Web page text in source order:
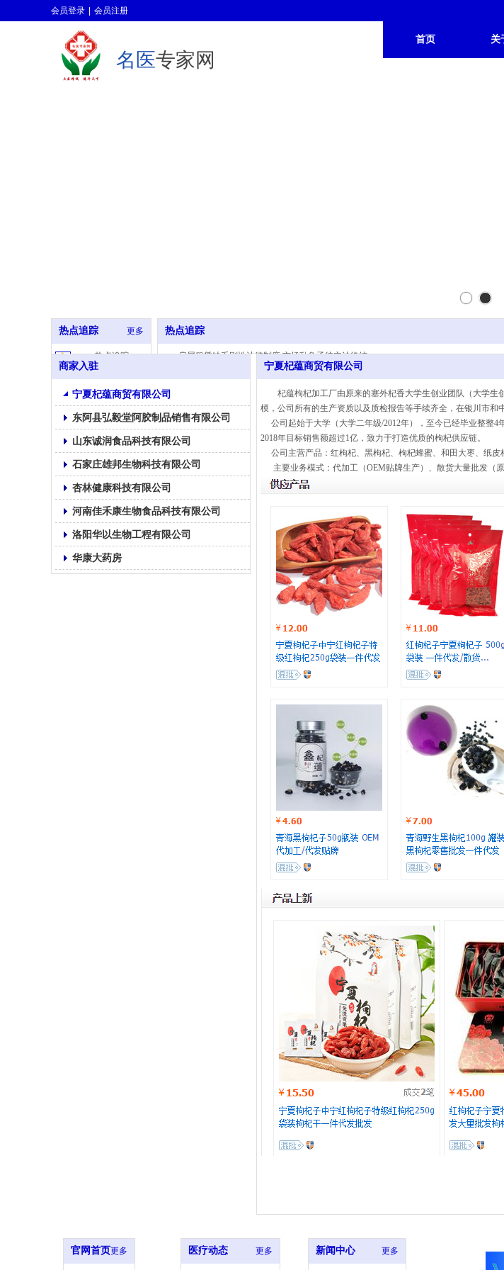
名医专家网
首页 关
会员登录 会员注册
热点追踪 更多
热点追踪：
热点追踪
房屋租赁缺乏刚性法律制度 市场乱象亟待立法终结
商家入驻
宁夏杞蕴商贸有限公司
东阿县弘毅堂阿胶制品销售有限公司
山东诚润食品科技有限公司
石家庄雄邦生物科技有限公司
杏林健康科技有限公司
河南佳禾康生物食品科技有限公司
洛阳华以生物工程有限公司
华康大药房
宁夏杞蕴商贸有限公司
杞蕴枸杞加工厂由原来的塞外杞香大学生创业团队（大学生
模，公司所有的生产资质以及质检报告等手续齐全，在银川市
公司起始于大学（大学二年级/2012年），至今已经毕业整整4
2018年目标销售额超过1亿，致力于打造优质的枸杞供应链。
公司主营产品：红枸杞、黑枸杞、枸杞蜂蜜、和田大枣、纸皮
主要业务模式：代加工（OEM贴牌生产）、散货大量批发（
官网首页更多 医疗动态 更多 新闻中心 更多